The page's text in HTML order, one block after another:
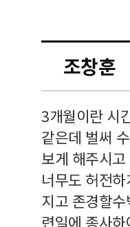
조창훈
3개월이란 시
같은데 벌써
보게 해주시
너무도 허전
지고 존경할
련일에 종사